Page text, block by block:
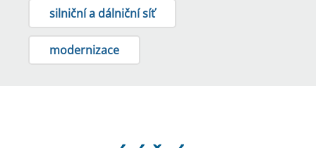
silniční a dálniční síť
modernizace